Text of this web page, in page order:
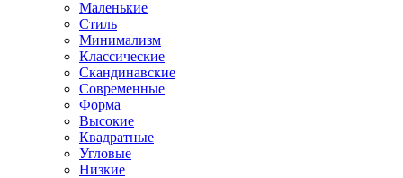
Маленькие
Стиль
Минимализм
Классические
Скандинавские
Современные
Форма
Высокие
Квадратные
Угловые
Низкие